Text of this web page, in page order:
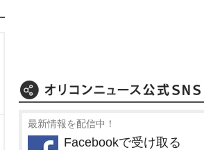
最新情報を配信中！
Facebookで受け取る